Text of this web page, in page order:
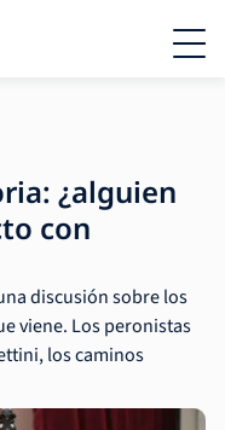
¿alguien
con
discusión sobre los
viene. Los peronistas
los caminos